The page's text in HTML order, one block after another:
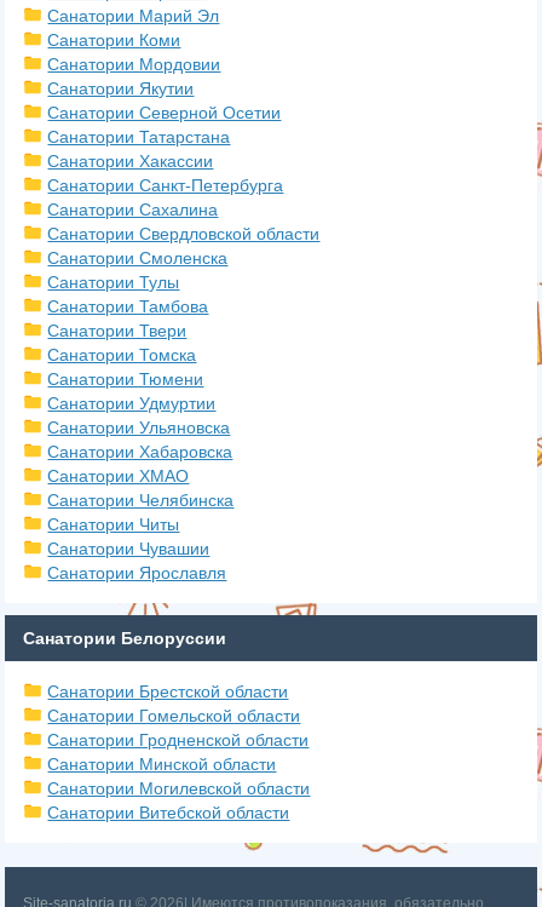
Санатории Марий Эл
Санатории Коми
Санатории Мордовии
Санатории Якутии
Санатории Северной Осетии
Санатории Татарстана
Санатории Хакассии
Санатории Санкт-Петербурга
Санатории Сахалина
Санатории Свердловской области
Санатории Смоленска
Санатории Тулы
Санатории Тамбова
Санатории Твери
Санатории Томска
Санатории Тюмени
Санатории Удмуртии
Санатории Ульяновска
Санатории Хабаровска
Санатории ХМАО
Санатории Челябинска
Санатории Читы
Санатории Чувашии
Санатории Ярославля
Санатории Белоруссии
Санатории Брестской области
Санатории Гомельской области
Санатории Гродненской области
Санатории Минской области
Санатории Могилевской области
Санатории Витебской области
Site-sanatoria.ru © 2026| Имеются противопоказания, обязательно